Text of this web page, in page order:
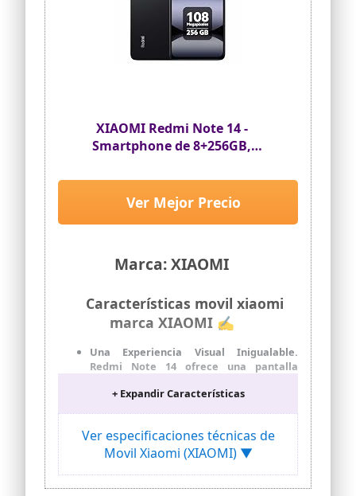
XIAOMI Redmi Note 14 -
Smartphone de 8+256GB,
120Hz, MediaTek Helio G99-Ultra,
cámara de 108MP, TurboCharge
33W, 5500 mAh, Cargador no
Marca: XIAOMI
Ver Mejor Precio
Características movil xiaomi
marca XIAOMI ✍
Una Experiencia Visual Inigualable.
Redmi Note 14 ofrece una pantalla
que asegura colores vibrantes y detalles
actualización de hasta 120 Hz y un brillo
máximo de 1,800 nits, disfrutarás de una
experiencia fluida y clara incluso bajo la
Captura el Mundo con Detalle y
+ Expandir Características
Ver especificaciones técnicas de
Movil Xiaomi (XIAOMI) ▼